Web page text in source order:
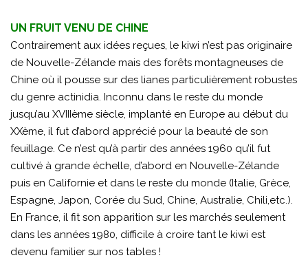
UN FRUIT VENU DE CHINE
Contrairement aux idées reçues, le kiwi n’est pas originaire
de Nouvelle-Zélande mais des forêts montagneuses de
Chine où il pousse sur des lianes particulièrement robustes
du genre actinidia. Inconnu dans le reste du monde
jusqu’au XVIIIème siècle, implanté en Europe au début du
XXème, il fut d’abord apprécié pour la beauté de son
feuillage. Ce n’est qu’à partir des années 1960 qu’il fut
cultivé à grande échelle, d’abord en Nouvelle-Zélande
puis en Californie et dans le reste du monde (Italie, Grèce,
Espagne, Japon, Corée du Sud, Chine, Australie, Chili,etc.).
En France, il fit son apparition sur les marchés seulement
dans les années 1980, difficile à croire tant le kiwi est
devenu familier sur nos tables !